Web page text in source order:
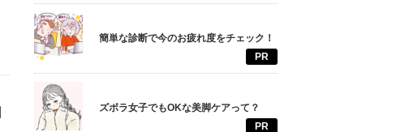
簡単な診断で今のお疲れ度をチェック！
PR
ズボラ女子でもOKな美脚ケアって？
PR